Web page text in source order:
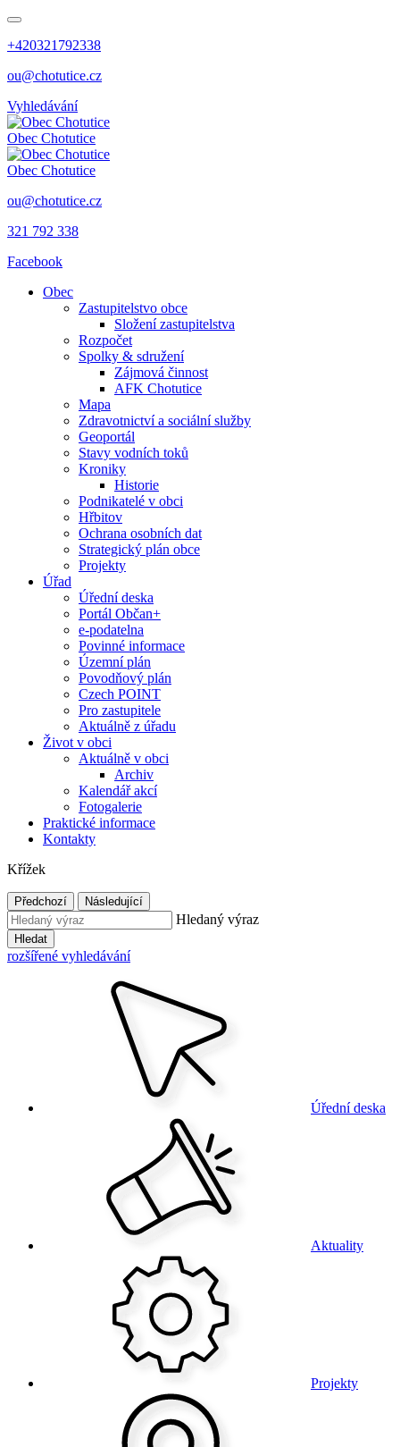
+420321792338
ou@chotutice.cz
Vyhledávání
Obec Chotutice
Obec Chotutice
ou@chotutice.cz
321 792 338
Facebook
Obec
Zastupitelstvo obce
Složení zastupitelstva
Rozpočet
Spolky & sdružení
Zájmová činnost
AFK Chotutice
Mapa
Zdravotnictví a sociální služby
Geoportál
Stavy vodních toků
Kroniky
Historie
Podnikatelé v obci
Hřbitov
Ochrana osobních dat
Strategický plán obce
Projekty
Úřad
Úřední deska
Portál Občan+
e-podatelna
Povinné informace
Územní plán
Povodňový plán
Czech POINT
Pro zastupitele
Aktuálně z úřadu
Život v obci
Aktuálně v obci
Archiv
Kalendář akcí
Fotogalerie
Praktické informace
Kontakty
Křížek
Předchozí Následující
Hledaný výraz
Hledat
rozšířené vyhledávání
Úřední deska
Aktuality
Projekty